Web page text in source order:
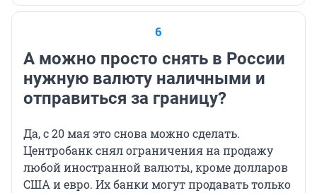
6
А можно просто снять в России
нужную валюту наличными и
отправиться за границу?
Да, с 20 мая это снова можно сделать.
Центробанк снял ограничения на продажу
любой иностранной валюты, кроме долларов
США и евро. Их банки могут продавать только